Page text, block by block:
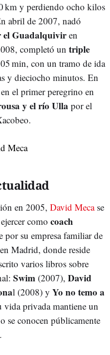
km y perdiendo ocho kilos
abril de 2007, nadó
el Guadalquiviren
completó un triple
min, con un tramo de ida
y dieciocho minutos. En
el primer peregrino en
y el río Ulla por el
en 2005, David Mecase
como coach
por su empresa familiar de
Madrid, donde reside
varios libros sobre
Swim (2007), David
l (2008) y Yo no temo a
vida privada mantiene un
se conocen públicamente